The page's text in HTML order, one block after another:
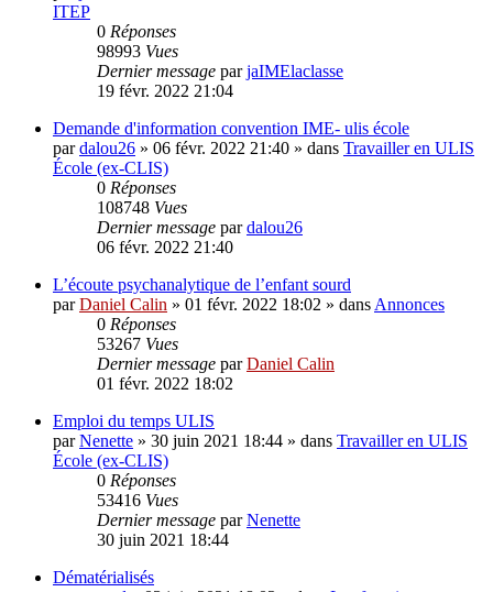
ITEP
0 Réponses
98993 Vues
Dernier message parjaIMElaclasse
19 févr. 2022 21:04
Demande d'information convention IME- ulis école
pardalou26 » 06 févr. 2022 21:40 » dans Travailler en ULIS
École (ex-CLIS)
0 Réponses
108748 Vues
Dernier message pardalou26
06 févr. 2022 21:40
L’écoute psychanalytique de l’enfant sourd
parDaniel Calin » 01 févr. 2022 18:02 » dans Annonces
0 Réponses
53267 Vues
Dernier message parDaniel Calin
01 févr. 2022 18:02
Emploi du temps ULIS
parNenette » 30 juin 2021 18:44 » dans Travailler en ULIS
École (ex-CLIS)
0 Réponses
53416 Vues
Dernier message parNenette
30 juin 2021 18:44
Dématérialisés